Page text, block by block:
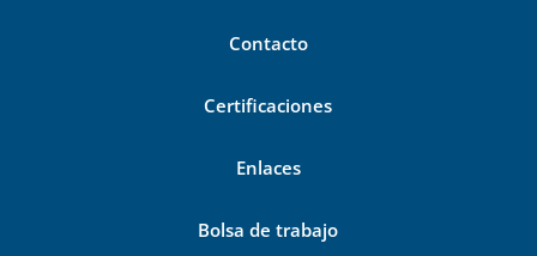
Contacto
Certificaciones
Enlaces
Bolsa de trabajo